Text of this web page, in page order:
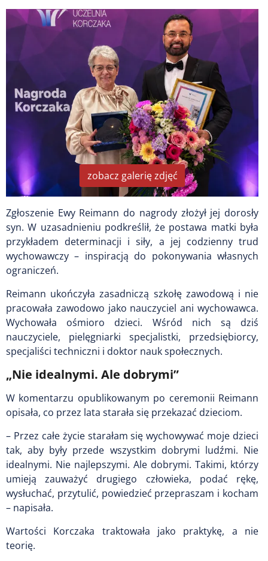
zobacz galerię zdjęć
Zgłoszenie Ewy Reimann do nagrody złożył jej dorosły
syn. W uzasadnieniu podkreślił, że postawa matki była
przykładem determinacji i siły, a jej codzienny trud
wychowawczy – inspiracją do pokonywania własnych
ograniczeń.
Reimann ukończyła zasadniczą szkołę zawodową i nie
pracowała zawodowo jako nauczyciel ani wychowawca.
Wychowała ośmioro dzieci. Wśród nich są dziś
nauczyciele, pielęgniarki specjalistki, przedsiębiorcy,
specjaliści techniczni i doktor nauk społecznych.
„Nie idealnymi. Ale dobrymi”
W komentarzu opublikowanym po ceremonii Reimann
opisała, co przez lata starała się przekazać dzieciom.
– Przez całe życie starałam się wychowywać moje dzieci
tak, aby były przede wszystkim dobrymi ludźmi. Nie
idealnymi. Nie najlepszymi. Ale dobrymi. Takimi, którzy
umieją zauważyć drugiego człowieka, podać rękę,
wysłuchać, przytulić, powiedzieć przepraszam i kocham
– napisała.
Wartości Korczaka traktowała jako praktykę, a nie
teorię.